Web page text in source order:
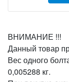
ВНИМАНИЕ !!!
Данный товар
Вес одного
0,005288 кг.